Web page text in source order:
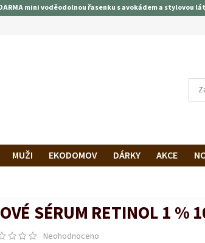
mini voděodolnou řasenku s avokádem a stylovou
MUŽI EKODOMOV DÁRKY AKCE
SÉRUM RETINOL 1 %
Neohodnoceno